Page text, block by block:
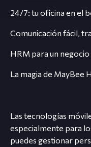
24/7: tu oficina en el
Comunicación fácil,
HRM para un
La magia de MayBee
Las tecnologías
especialmente para
puedes gestionar